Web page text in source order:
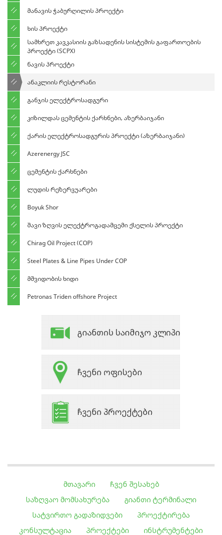
მანავის ჭაბურღილის პროექტი
ხის პროექტი
სამხრეთ კავკასიის გაზსადენის სისტემის გაფართოების
პროექტი (SCPX)
ნავის პროექტი
ანაკლიის რესტორანი
განჯის ელექტროსადგური
კიზილდას ცემენტის ქარხნები, აზერბაიჯანი
ქარის ელექტროსადგურის პროექტი (აზერბაიჯანი)
Azerenergy JSC
ცემენტის ქარხნები
ლუდის რეზერვუარები
Boyuk Shor
შავი ზღვის ელექტროგადამცემი ქსელის პროექტი
Chirag Oil Project (COP)
Steel Plates & Line Pipes Under COP
მშვიდობის ხიდი
Petronas Triden offshore Project
ᲒᲘᲐᲜᲗᲘᲡ ᲡᲐᲘᲛᲘᲯᲝ ᲙᲚᲘᲞᲘ
ᲩᲕᲔᲜᲘ ᲝᲤᲘᲡᲔᲑᲘ
ᲩᲕᲔᲜᲘ ᲞᲠᲝᲔᲥᲢᲔᲑᲘ
ᲛᲗᲐᲕᲐᲠᲘ
ᲩᲕᲔᲜ ᲨᲔᲡᲐᲮᲔᲑ
ᲡᲐᲖᲦᲕᲐᲝ ᲛᲝᲛᲡᲐᲮᲣᲠᲔᲑᲐ
ᲒᲘᲐᲜᲗᲘ ᲢᲔᲠᲛᲘᲜᲐᲚᲘ
ᲡᲐᲢᲕᲘᲠᲗᲝ ᲒᲐᲓᲐᲖᲘᲓᲕᲔᲑᲘ
ᲞᲠᲝᲔᲥᲢᲘᲠᲔᲑᲐ
ᲙᲝᲜᲡᲣᲚᲢᲐᲪᲘᲐ
ᲞᲠᲝᲔᲥᲢᲔᲑᲘ ᲘᲜᲡᲢᲠᲣᲛᲔᲜᲢᲔᲑᲘ